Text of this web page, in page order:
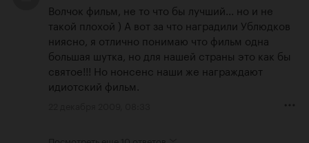
Волчок фильм, не то что бы лучший... но и не
такой плохой ) А вот за что наградили Ублюдков
ниясно, я отлично понимаю что фильм одна
большая шутка, но для нашей страны это как бы
святое!!! Но нонсенс наши же награждают
идиотский фильм.